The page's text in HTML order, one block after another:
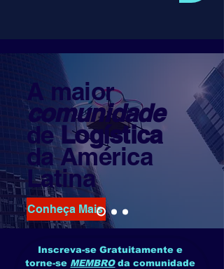
A maior
comunidade
deLogística
da América
Latina
Conheça Mais
Inscreva-se Gratuitamente e
torne-se MEMBRO da comunidade